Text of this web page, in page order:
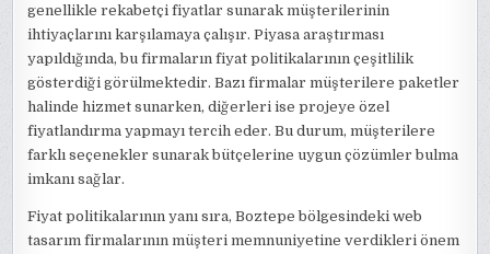
genellikle rekabetçi fiyatlar sunarak müşterilerinin
ihtiyaçlarını karşılamaya çalışır. Piyasa araştırması
yapıldığında, bu firmaların fiyat politikalarının çeşitlilik
gösterdiği görülmektedir. Bazı firmalar müşterilere paketler
halinde hizmet sunarken, diğerleri ise projeye özel
fiyatlandırma yapmayı tercih eder. Bu durum, müşterilere
farklı seçenekler sunarak bütçelerine uygun çözümler bulma
imkanı sağlar.
Fiyat politikalarının yanı sıra, Boztepe bölgesindeki web
tasarım firmalarının müşteri memnuniyetine verdikleri önem